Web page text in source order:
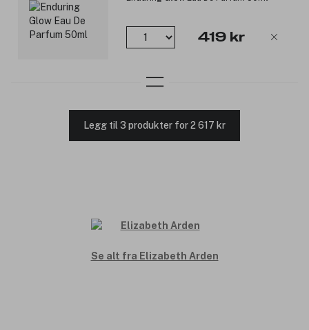
Produktnummer:
419 kr
Legg til 3 produkter for 2 617 kr
Se alt fra Elizabeth Arden